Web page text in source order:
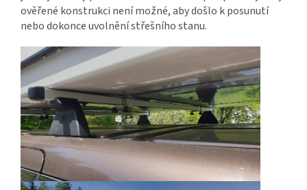
ověřené konstrukci není možné, aby došlo k posunutí
nebo dokonce uvolnění střešního stanu.